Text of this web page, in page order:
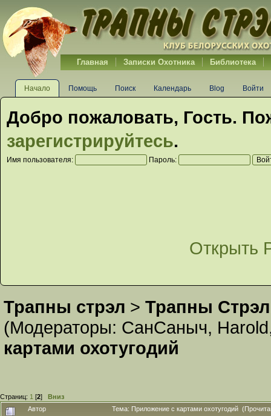
Главная Записки Охотника Библиотека
Начало Помощь Поиск Календарь Blog Войти
Добро пожаловать, Гость.
зарегистрируйтесь.
Имя пользователя: Пароль:
Открыть
Трапны стрэл > Трапны Стрэл
(Модераторы: СанСаныч, Harold
картами охотугодий
Страниц: 1 [2] Вниз
Автор
Тема: Приложение с картами охотугодий